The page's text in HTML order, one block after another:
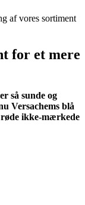
af vores sortiment
for et mere
så sunde og
Versachems blå
røde ikke-mærkede